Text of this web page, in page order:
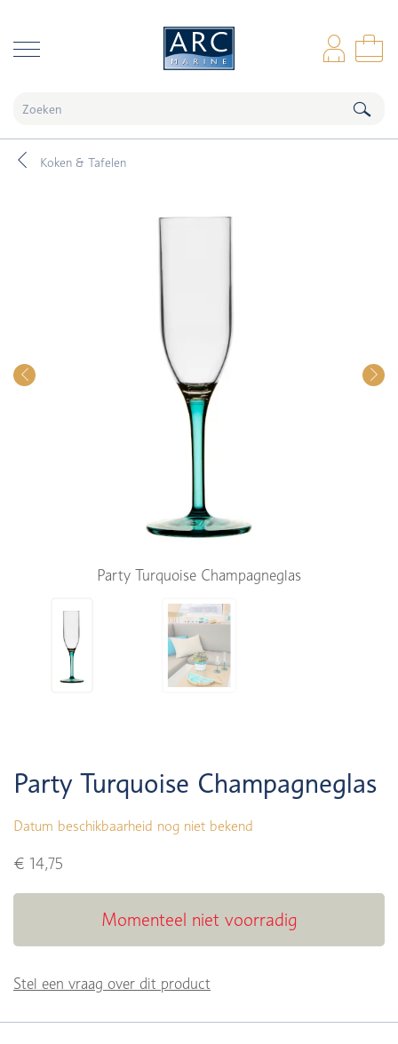
Koken & Tafelen
Party Turquoise Champagneglas
Party Turquoise Champagneglas
Datum beschikbaarheid nog niet bekend
€ 14,75
Momenteel niet voorradig
Stel een vraag over dit product